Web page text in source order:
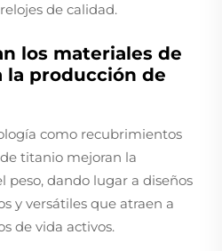
de calidad.
los materiales de
la producción de
como recubrimientos
titanio mejoran la
peso, dando lugar a diseños
y versátiles que atraen a
de vida activos.